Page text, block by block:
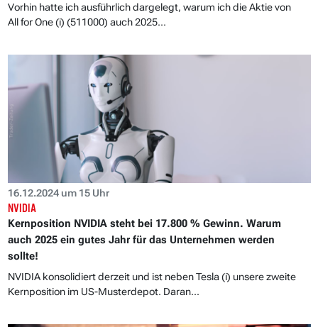
Vorhin hatte ich ausführlich dargelegt, warum ich die Aktie von
All for One (i) (511000) auch 2025...
16.12.2024 um 15 Uhr
NVIDIA
Kernposition NVIDIA steht bei 17.800 % Gewinn. Warum
auch 2025 ein gutes Jahr für das Unternehmen werden
sollte!
NVIDIA konsolidiert derzeit und ist neben Tesla (i) unsere zweite
Kernposition im US-Musterdepot. Daran...